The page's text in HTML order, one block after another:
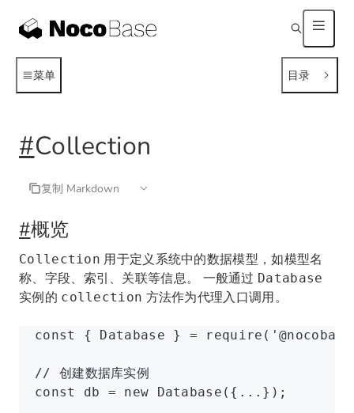
菜单 目录
#Collection
复制 Markdown
#概览
Collection 用于定义系统中的数据模型，如模型名
称、字段、索引、关联等信息。 一般通过 Database
实例的 collection 方法作为代理入口调用。
const { Database } = require (
// 创建数据库实例
const
db = new Database ({ ... });